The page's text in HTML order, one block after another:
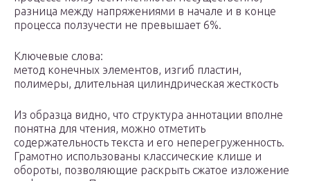
разница между напряжениями в начале и в конце
процесса ползучести не превышает 6%.
Ключевые слова:
метод конечных элементов, изгиб пластин,
полимеры, длительная цилиндрическая жесткость
Из образца видно, что структура аннотации вполне
понятна для чтения, можно отметить
содержательность текста и его неперегруженность.
Грамотно использованы классические клише и
обороты, позволяющие раскрыть сжатое изложение